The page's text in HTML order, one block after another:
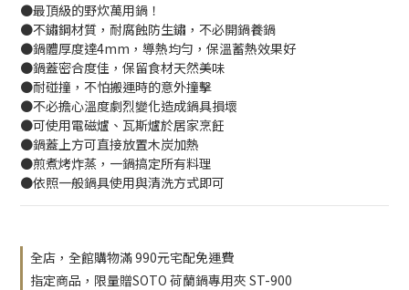
●最頂級的野炊萬用鍋！
●不鏽鋼材質，耐腐蝕防生鏽，不必開鍋養鍋
●鍋體厚度達4mm，導熱均勻，保溫蓄熱效果好
●鍋蓋密合度佳，保留食材天然美味
●耐碰撞，不怕搬運時的意外撞擊
●不必擔心溫度劇烈變化造成鍋具損壞
●可使用電磁爐、瓦斯爐於居家烹飪
●鍋蓋上方可直接放置木炭加熱
●煎煮烤炸蒸，一鍋搞定所有料理
●依照一般鍋具使用與清洗方式即可
全店，全館購物滿 990元宅配免運費
指定商品，限量贈SOTO 荷蘭鍋專用夾 ST-900